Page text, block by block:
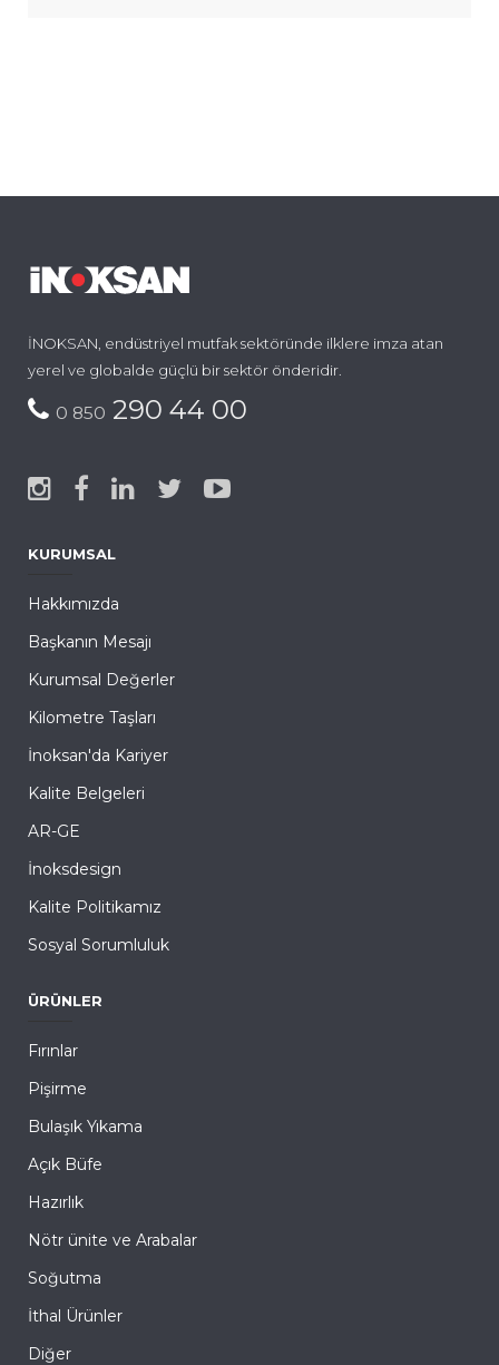
İNOKSAN, endüstriyel mutfak sektöründe ilklere imza atan
yerel ve globalde güçlü bir sektör önderidir.
0 850 290 44 00
KURUMSAL
Hakkımızda
Başkanın Mesajı
Kurumsal Değerler
Kilometre Taşları
İnoksan'da Kariyer
Kalite Belgeleri
AR-GE
İnoksdesign
Kalite Politikamız
Sosyal Sorumluluk
ÜRÜNLER
Fırınlar
Pişirme
Bulaşık Yıkama
Açık Büfe
Hazırlık
Nötr ünite ve Arabalar
Soğutma
İthal Ürünler
Diğer